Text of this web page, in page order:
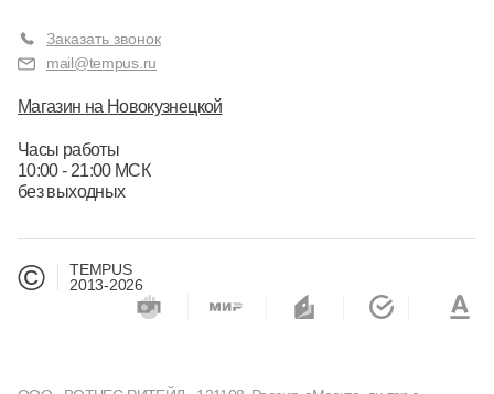
Заказать звонок
mail@tempus.ru
Магазин на Новокузнецкой
Часы работы
10:00 - 21:00 МСК
без выходных
©
TEMPUS
2013-2026